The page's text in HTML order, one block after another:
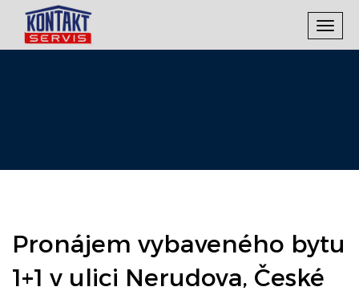
Pronájem vybaveného bytu
1+1 v ulici Nerudova, České